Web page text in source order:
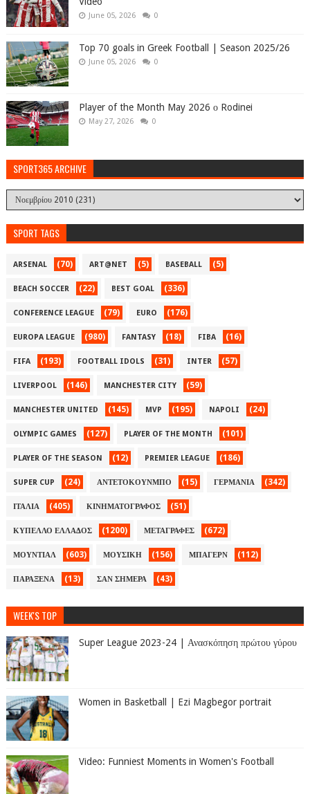
June 05, 2026 0
Top 70 goals in Greek Football | Season 2025/26
June 05, 2026 0
Player of the Month May 2026 ο Rodinei
May 27, 2026 0
SPORT365 ARCHIVE
SPORT TAGS
ARSENAL (70) ART@NET (5) BASEBALL (5)
BEACH SOCCER (22) BEST GOAL (336)
CONFERENCE LEAGUE (79) EURO (176)
EUROPA LEAGUE (980) FANTASY (18) FIBA (16)
FIFA (193) FOOTBALL IDOLS (31) INTER (57)
LIVERPOOL (146) MANCHESTER CITY (59)
MANCHESTER UNITED (145) MVP (195) NAPOLI (24)
OLYMPIC GAMES (127) PLAYER OF THE MONTH (101)
PLAYER OF THE SEASON (12) PREMIER LEAGUE (186)
SUPER CUP (24) ΑΝΤΕΤΟΚΟΥΝΜΠΟ (15) ΓΕΡΜΑΝΙΑ (342)
ΙΤΑΛΙΑ (405) ΚΙΝΗΜΑΤΟΓΡΑΦΟΣ (51)
ΚΥΠΕΛΛΟ ΕΛΛΑΔΟΣ (1200) ΜΕΤΑΓΡΑΦΕΣ (672)
ΜΟΥΝΤΙΑΛ (603) ΜΟΥΣΙΚΗ (156) ΜΠΑΓΕΡΝ (112)
ΠΑΡΑΞΕΝΑ (13) ΣΑΝ ΣΗΜΕΡΑ (43)
WEEK'S TOP
Super League 2023-24 | Ανασκόπηση πρώτου γύρου
Women in Basketball | Ezi Magbegor portrait
Video: Funniest Moments in Women's Football